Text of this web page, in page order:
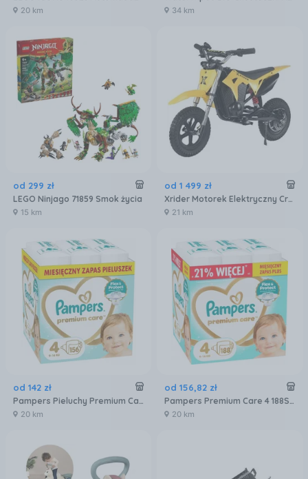
20 km 34 km
od 299 zł
LEGO Ninjago 71859 Smok życia
15 km
od 1 499 zł
Xrider Motorek Elektryczny Cross 12 Pro Żółty
21 km
od 142 zł
Pampers Pieluchy Premium Care 4 156 Sztuk
20 km
od 156,82 zł
Pampers Premium Care 4 188Szt. Pieluszki Miesięczny Zapas Plus
20 km